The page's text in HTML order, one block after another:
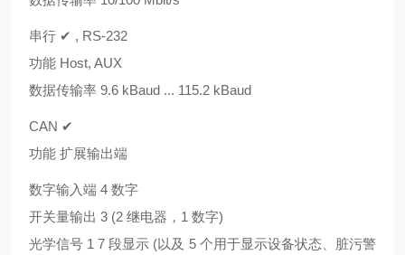
串行 ✔ , RS-232
功能 Host, AUX
数据传输率 9.6 kBaud ... 115.2 kBaud
CAN ✔
功能 扩展输出端
数字输入端 4 数字
开关量输出 3 (2 继电器，1 数字)
光学信号 1 7 段显示 (以及 5 个用于显示设备状态、脏污警